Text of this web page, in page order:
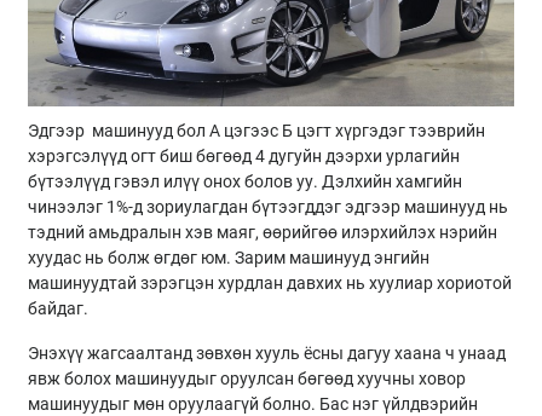
Эдгээр машинууд бол А цэгээс Б цэгт хүргэдэг тээврийн
хэрэгсэлүүд огт биш бөгөөд 4 дугуйн дээрхи урлагийн
бүтээлүүд гэвэл илүү онох болов уу. Дэлхийн хамгийн
чинээлэг 1%-д зориулагдан бүтээгддэг эдгээр машинууд нь
тэдний амьдралын хэв маяг, өөрийгөө илэрхийлэх нэрийн
хуудас нь болж өгдөг юм. Зарим машинууд энгийн
машинуудтай зэрэгцэн хурдлан давхих нь хуулиар хориотой
байдаг.
Энэхүү жагсаалтанд зөвхөн хууль ёсны дагуу хаана ч унаад
явж болох машинуудыг оруулсан бөгөөд хуучны ховор
машинуудыг мөн оруулаагүй болно. Бас нэг үйлдвэрийн